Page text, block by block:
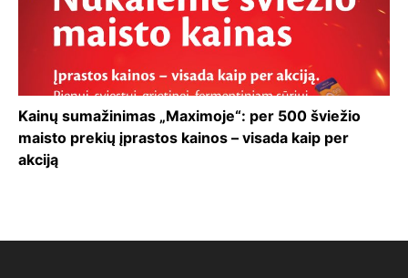
Kainų sumažinimas „Maximoje“: per 500 šviežio
maisto prekių įprastos kainos – visada kaip per
akciją